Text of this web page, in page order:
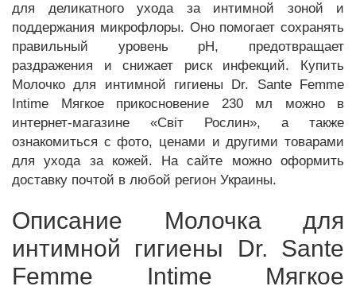
для деликатного ухода за интимной зоной и
поддержания микрофлоры. Оно помогает сохранять
правильный уровень pH, предотвращает
раздражения и снижает риск инфекций. Купить
Молочко для интимной гигиены Dr. Sante Femme
Intime Мягкое прикосновение 230 мл можно в
интернет-магазине «Світ Рослин», а также
ознакомиться с фото, ценами и другими товарами
для ухода за кожей. На сайте можно оформить
доставку почтой в любой регион Украины.
Описание Молочка для
интимной гигиены Dr. Sante
Femme Intime Мягкое